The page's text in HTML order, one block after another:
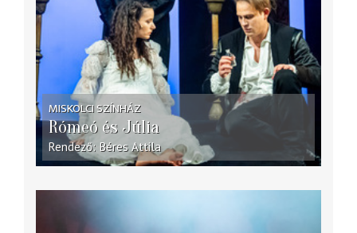
MISKOLCI SZÍNHÁZ
Rómeó és Júlia
Rendező Béres Attila